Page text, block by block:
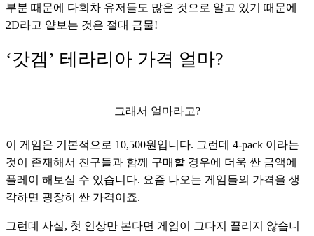
부분 때문에 다회차 유저들도 많은 것으로 알고 있기 때문에
2D라고 얕보는 것은 절대 금물!
‘갓겜’ 테라리아 가격 얼마?
그래서 얼마라고?
이 게임은 기본적으로 10,500원입니다. 그런데 4-pack 이라는
것이 존재해서 친구들과 함께 구매할 경우에 더욱 싼 금액에
플레이 해보실 수 있습니다. 요즘 나오는 게임들의 가격을 생
각하면 굉장히 싼 가격이죠.
그런데 사실, 첫 인상만 본다면 게임이 그다지 끌리지 않습니